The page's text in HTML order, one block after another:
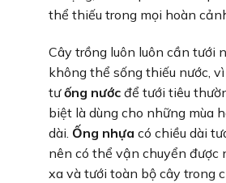
thể thiếu trong mọi hoàn
Cây trồng luôn luôn cần tưới
không thể sống thiếu nước,
tưống nước để tưới tiêu
biệt là dùng cho những mùa
dài. Ống nhựa có chiều dài
nên có thể vận chuyển được
xa và tưới toàn bộ cây trong